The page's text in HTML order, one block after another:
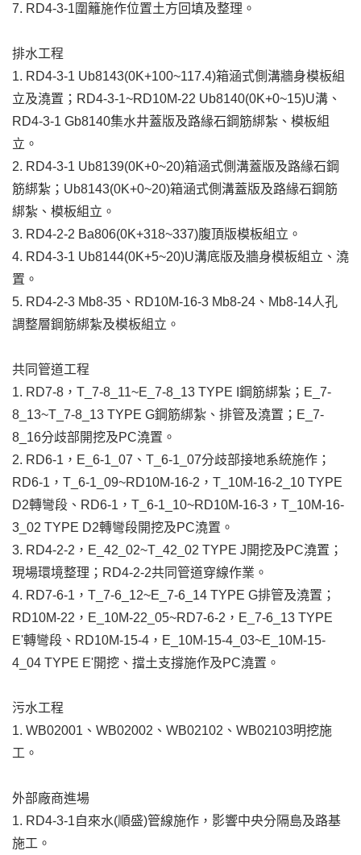
7. RD4-3-1圍籬施作位置土方回填及整理。
排水工程
1. RD4-3-1 Ub8143(0K+100~117.4)箱涵式側溝牆身模板組
立及澆置；RD4-3-1~RD10M-22 Ub8140(0K+0~15)U溝、
RD4-3-1 Gb8140集水井蓋版及路緣石鋼筋綁紮、模板組
立。
2. RD4-3-1 Ub8139(0K+0~20)箱涵式側溝蓋版及路緣石鋼
筋綁紮；Ub8143(0K+0~20)箱涵式側溝蓋版及路緣石鋼筋
綁紮、模板組立。
3. RD4-2-2 Ba806(0K+318~337)腹頂版模板組立。
4. RD4-3-1 Ub8144(0K+5~20)U溝底版及牆身模板組立、澆
置。
5. RD4-2-3 Mb8-35、RD10M-16-3 Mb8-24、Mb8-14人孔
調整層鋼筋綁紮及模板組立。
共同管道工程
1. RD7-8，T_7-8_11~E_7-8_13 TYPE I鋼筋綁紮；E_7-
8_13~T_7-8_13 TYPE G鋼筋綁紮、排管及澆置；E_7-
8_16分歧部開挖及PC澆置。
2. RD6-1，E_6-1_07、T_6-1_07分歧部接地系統施作；
RD6-1，T_6-1_09~RD10M-16-2，T_10M-16-2_10 TYPE
D2轉彎段、RD6-1，T_6-1_10~RD10M-16-3，T_10M-16-
3_02 TYPE D2轉彎段開挖及PC澆置。
3. RD4-2-2，E_42_02~T_42_02 TYPE J開挖及PC澆置；
現場環境整理；RD4-2-2共同管道穿線作業。
4. RD7-6-1，T_7-6_12~E_7-6_14 TYPE G排管及澆置；
RD10M-22，E_10M-22_05~RD7-6-2，E_7-6_13 TYPE
E'轉彎段、RD10M-15-4，E_10M-15-4_03~E_10M-15-
4_04 TYPE E'開挖、擋土支撐施作及PC澆置。
污水工程
1. WB02001、WB02002、WB02102、WB02103明挖施
工。
外部廠商進場
1. RD4-3-1自來水(順盛)管線施作，影響中央分隔島及路基
施工。